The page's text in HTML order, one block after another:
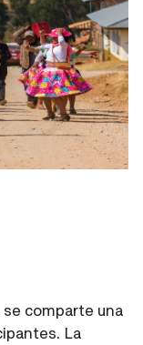
comparte una
La